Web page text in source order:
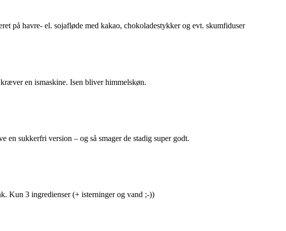
på havre- el. sojafløde med kakao, chokoladestykker og evt. skumfiduser
en ismaskine. Isen bliver himmelskøn.
en sukkerfri version – og så smager de stadig super godt.
Kun 3 ingredienser (+ isterninger og vand ;-))